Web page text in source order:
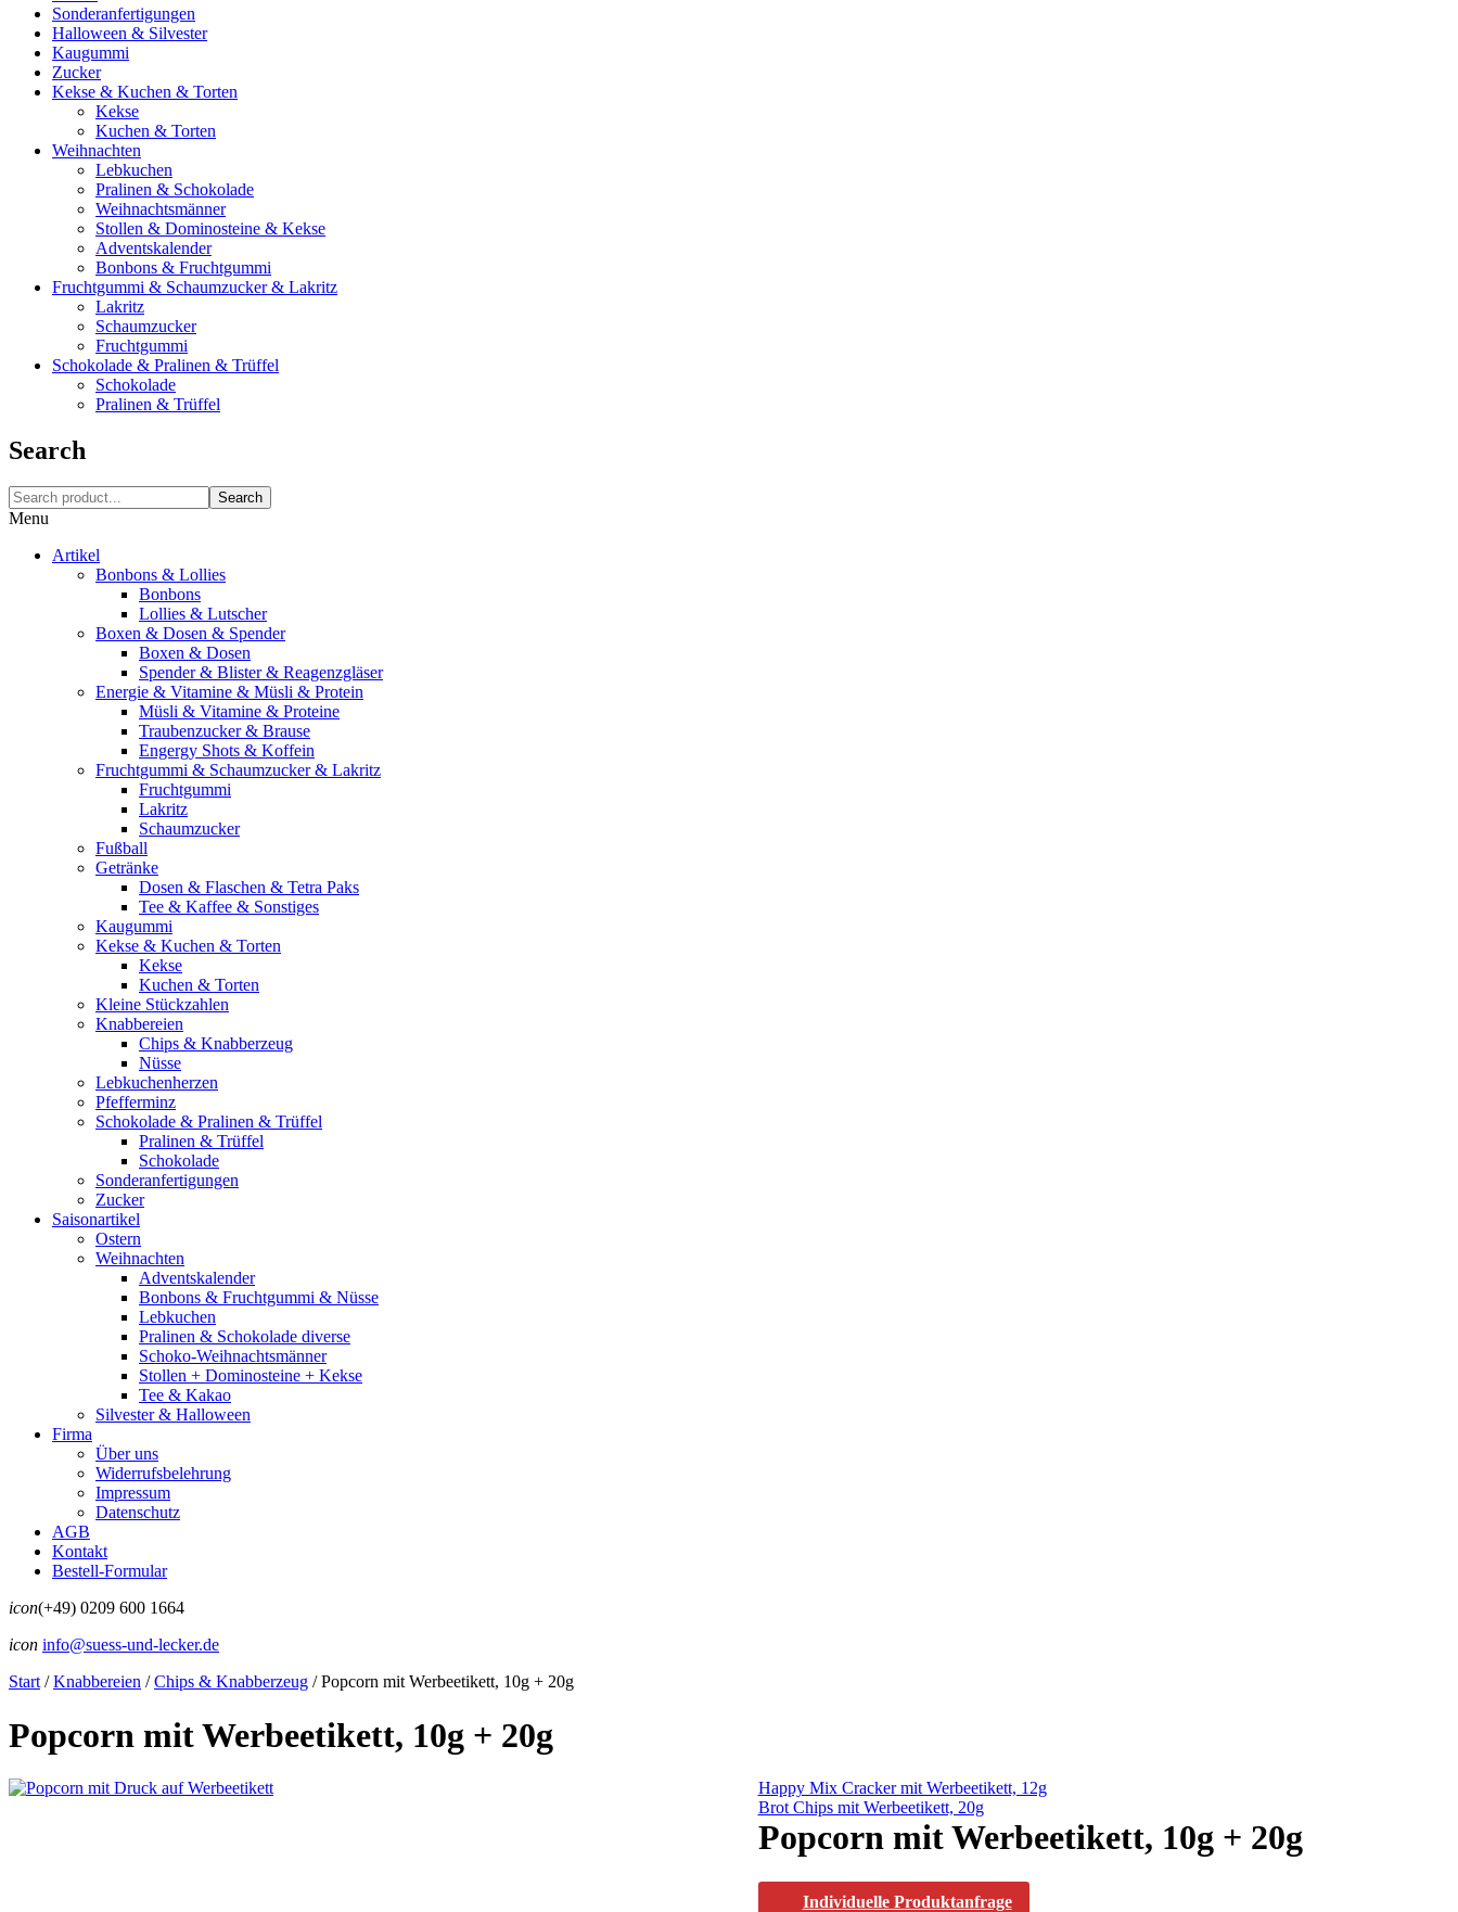
Sonderanfertigungen
Halloween & Silvester
Kaugummi
Zucker
Kekse & Kuchen & Torten
Kekse
Kuchen & Torten
Weihnachten
Lebkuchen
Pralinen & Schokolade
Weihnachtsmänner
Stollen & Dominosteine & Kekse
Adventskalender
Bonbons & Fruchtgummi
Fruchtgummi & Schaumzucker & Lakritz
Lakritz
Schaumzucker
Fruchtgummi
Schokolade & Pralinen & Trüffel
Schokolade
Pralinen & Trüffel
Search
Search
Menu
Artikel
Bonbons & Lollies
Bonbons
Lollies & Lutscher
Boxen & Dosen & Spender
Boxen & Dosen
Spender & Blister & Reagenzgläser
Energie & Vitamine & Müsli & Protein
Müsli & Vitamine & Proteine
Traubenzucker & Brause
Engergy Shots & Koffein
Fruchtgummi & Schaumzucker & Lakritz
Fruchtgummi
Lakritz
Schaumzucker
Fußball
Getränke
Dosen & Flaschen & Tetra Paks
Tee & Kaffee & Sonstiges
Kaugummi
Kekse & Kuchen & Torten
Kekse
Kuchen & Torten
Kleine Stückzahlen
Knabbereien
Chips & Knabberzeug
Nüsse
Lebkuchenherzen
Pfefferminz
Schokolade & Pralinen & Trüffel
Pralinen & Trüffel
Schokolade
Sonderanfertigungen
Zucker
Saisonartikel
Ostern
Weihnachten
Adventskalender
Bonbons & Fruchtgummi & Nüsse
Lebkuchen
Pralinen & Schokolade diverse
Schoko-Weihnachtsmänner
Stollen + Dominosteine + Kekse
Tee & Kakao
Silvester & Halloween
Firma
Über uns
Widerrufsbelehrung
Impressum
Datenschutz
AGB
Kontakt
Bestell-Formular
icon(+49) 0209 600 1664
icon info@suess-und-lecker.de
Start / Knabbereien / Chips & Knabberzeug /Popcorn mit Werbeetikett, 10g + 20g
Popcorn mit Werbeetikett, 10g + 20g
Happy Mix Cracker mit Werbeetikett, 12g
Brot Chips mit Werbeetikett, 20g
Popcorn mit Werbeetikett, 10g + 20g
Individuelle Produktanfrage